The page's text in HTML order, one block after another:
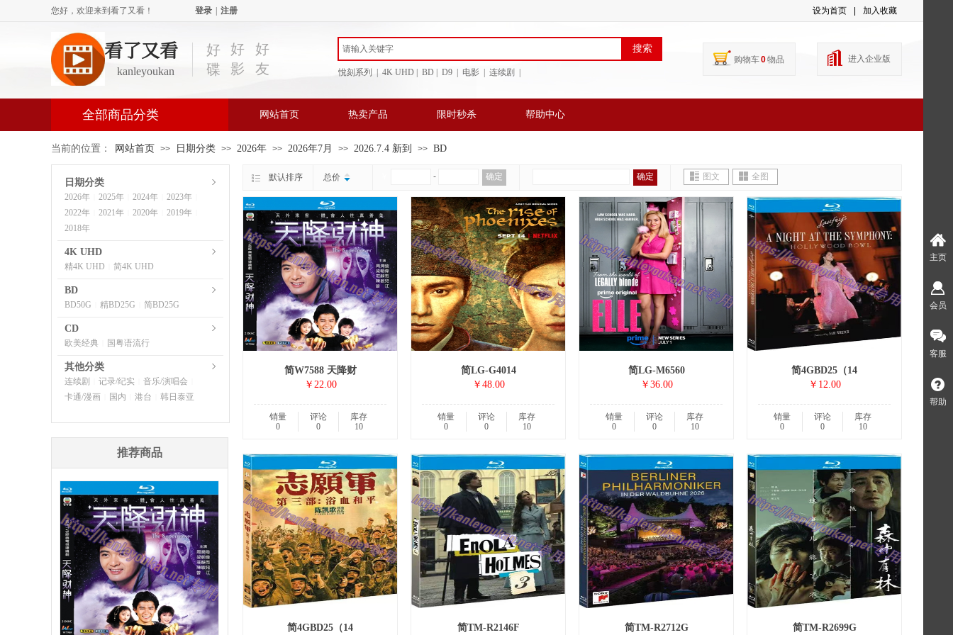
您好，欢迎来到看了又看！ 登录 注册 设为首页 加入收藏
好
碟
好
影
好
友
悅刻系列 | 4K UHD | BD | D9 | 电影 | 连续剧 |
购物车0物品 进入企业版
看了又看
kanleyoukan
搜索
全部商品分类 网站首页 热卖产品 限时秒杀 帮助中心
当前的位置： 网站首页 >> 日期分类 >> 2026年 >> 2026年7月 >> 2026.7.4 新到 >> BD
默认排序 总价 - 确定 确定 图文 全图
简W7588 天降财
￥22.00
销量
0
评论
0
库存
10
简LG-G4014
￥48.00
销量
0
评论
0
库存
10
简LG-M6560
￥36.00
销量
0
评论
0
库存
10
简4GBD25（14
￥12.00
销量
0
评论
0
库存
10
简4GBD25（14 简TM-R2146F 简TM-R2712G 简TM-R2699G
日期分类
2026年 2025年 2024年 2023年
2022年 2021年 2020年 2019年
2018年
4K UHD
精4K UHD 简4K UHD
BD
BD50G 精BD25G 简BD25G
CD
欧美经典 国粤语流行
其他分类
连续剧 记录/纪实 音乐/演唱会
卡通/漫画 国内 港台 韩日泰亚
推荐商品
主页
会员
客服
帮助